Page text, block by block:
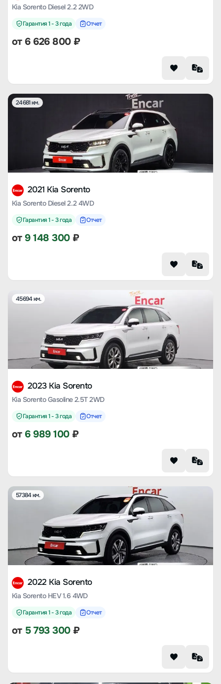
Kia Sorento Diesel 2.2 2WD
Гарантия 1 - 3 года Отчет
от 6 626 800₽
24681 км.
2021 Kia Sorento
Kia Sorento Diesel 2.2 4WD
Гарантия 1 - 3 года Отчет
от9 148 300₽
45694 км.
2023 Kia Sorento
Kia Sorento Gasoline 2.5T 2WD
Гарантия 1 - 3 года Отчет
от 6 989 100₽
57384 км.
2022 Kia Sorento
Kia Sorento HEV 1.6 4WD
Гарантия 1 - 3 года Отчет
от 5 793 300₽